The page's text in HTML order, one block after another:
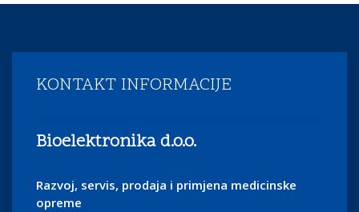
KONTAKT INFORMACIJE
Bioelektronika d.o.o.
Razvoj, servis, prodaja i primjena medicinske
opreme